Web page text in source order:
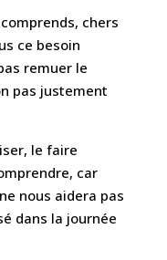
chers
ce besoin
remuer le
pas justement
le faire
car
nous aidera pas
dans la journée